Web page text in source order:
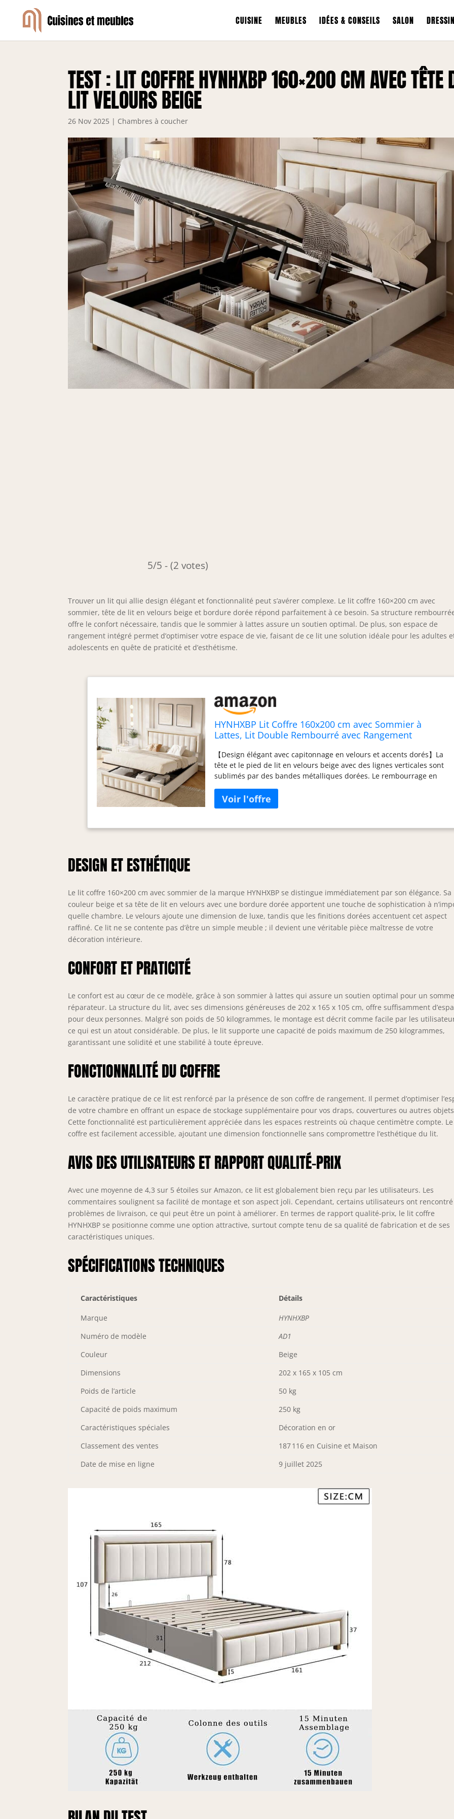
CUISINE MEUBLES IDÉES & CONSEILS SALON
TEST : LIT COFFRE HYNHXBP 160×200 CM AVEC TÊTE
LIT VELOURS BEIGE
26 Nov 2025 | Chambres à coucher
5/5 - (2 votes)
Trouver un lit qui allie design élégant et fonctionnalité peut s’avérer complexe. Le lit coffre 160×200 cm avec
sommier, tête de lit en velours beige et bordure dorée répond parfaitement à ce besoin. Sa structure
offre le confort nécessaire, tandis que le sommier à lattes assure un soutien optimal. De plus, son espace de
rangement intégré permet d’optimiser votre espace de vie, faisant de ce lit une solution idéale pour les adultes
adolescents en quête de praticité et d’esthétisme.
HYNHXBP Lit Coffre 160x200 cm avec Sommier à
Lattes, Lit Double Rembourré avec Rangement
Personnes pour Adultes et Adolescents, sans Matelas
【Design élégant avec capitonnage en velours et accents dorés】La
tête et le pied de lit en velours beige avec des lignes verticales sont
sublimés par des bandes métalliques dorées. Le rembourrage en
mousse haute résilience offre une sensation douce et agréable au
toucher, tandis que les bords arrondis garantissent une sécurité
accrue en réduisant les risques de chocs, ajoutant une touche de
modernes et élégants. 【Rangement pratique avec système
l’aménagement. 【Structure solide et durable】La combinaison de
lattes en bois massif et d’un cadre métallique renforcé assure une
répartition uniforme des charges et permet un poids maximal de
300 kg. Ce lit reste stable et silencieux, sans mouvement ni
chambre moderne, élégante ou chaleureuse. 【Installation facile et
rapide】Ce lit à lattes est livré avec tous les outils nécessaires et des
instructions claires, permettant un montage facile en seulement
quelques étapes. Le lit est expédié en deux colis, qui peuvent arriver
à des moments différents. Pour toute question ou problème, notre
DESIGN ET ESTHÉTIQUE
Le lit coffre 160×200 cm avec sommier de la marque HYNHXBP se distingue immédiatement par son élégance. Sa
couleur beige et sa tête de lit en velours avec une bordure dorée apportent une touche de sophistication à
quelle chambre. Le velours ajoute une dimension de luxe, tandis que les finitions dorées accentuent cet aspect
raffiné. Ce lit ne se contente pas d’être un simple meuble ; il devient une véritable pièce maîtresse de votre
décoration intérieure.
CONFORT ET PRATICITÉ
Le confort est au cœur de ce modèle, grâce à son sommier à lattes qui assure un soutien optimal pour un
réparateur. La structure du lit, avec ses dimensions généreuses de 202 x 165 x 105 cm, offre suffisamment
pour deux personnes. Malgré son poids de 50 kilogrammes, le montage est décrit comme facile par les
ce qui est un atout considérable. De plus, le lit supporte une capacité de poids maximum de 250 kilogrammes,
garantissant une solidité et une stabilité à toute épreuve.
FONCTIONNALITÉ DU COFFRE
Le caractère pratique de ce lit est renforcé par la présence de son coffre de rangement. Il permet d’optimiser
de votre chambre en offrant un espace de stockage supplémentaire pour vos draps, couvertures ou autres
Cette fonctionnalité est particulièrement appréciée dans les espaces restreints où chaque centimètre compte. Le
coffre est facilement accessible, ajoutant une dimension fonctionnelle sans compromettre l’esthétique du lit.
AVIS DES UTILISATEURS ET RAPPORT QUALITÉ-PRIX
Avec une moyenne de 4,3 sur 5 étoiles sur Amazon, ce lit est globalement bien reçu par les utilisateurs. Les
commentaires soulignent sa facilité de montage et son aspect joli. Cependant, certains utilisateurs ont
problèmes de livraison, ce qui peut être un point à améliorer. En termes de rapport qualité-prix, le lit coffre
HYNHXBP se positionne comme une option attractive, surtout compte tenu de sa qualité de fabrication et de ses
caractéristiques uniques.
SPÉCIFICATIONS TECHNIQUES
Caractéristiques Détails
Marque
HYNHXBP
Numéro de modèle
AD1
Couleur
Beige
Dimensions
202 x 165 x 105 cm
Poids de l’article
50 kg
Capacité de poids maximum
250 kg
Caractéristiques spéciales
Décoration en or
Classement des ventes
187 116 en Cuisine et Maison
Date de mise en ligne
9 juillet 2025